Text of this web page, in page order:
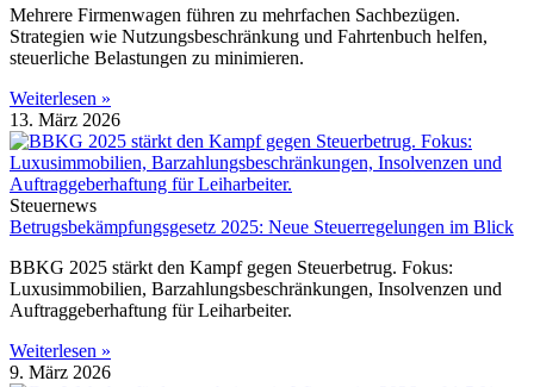
Mehrere Firmenwagen führen zu mehrfachen Sachbezügen.
Strategien wie Nutzungsbeschränkung und Fahrtenbuch helfen,
steuerliche Belastungen zu minimieren.
Weiterlesen »
13. März 2026
Steuernews
Betrugsbekämpfungsgesetz 2025: Neue Steuerregelungen im Blick
BBKG 2025 stärkt den Kampf gegen Steuerbetrug. Fokus:
Luxusimmobilien, Barzahlungsbeschränkungen, Insolvenzen und
Auftraggeberhaftung für Leiharbeiter.
Weiterlesen »
9. März 2026